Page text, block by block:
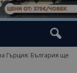
Гърция: България ще